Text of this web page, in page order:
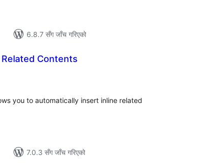
6.8.7 सँग जाँच गरिएको
Contents
you to automatically insert inline related
7.0.3 सँग जाँच गरिएको